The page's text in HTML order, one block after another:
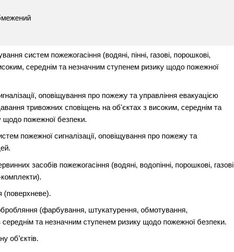
систем пожежогасіння (водяні, пінні, газові, порошкові,
середнім та незначним ступенем ризику щодо пожежної
оповіщування про пожежу та управління евакуацією
тривожних сповіщень на об'єктах з високим, середнім та
щодо пожежної безпеки.
пожежної сигналізації, оповіщування про пожежу та
засобів пожежогасіння (водяні, водопінні, порошкові, газові
(поверхневе).
(фарбування, штукатурення, обмотування,
та незначним ступенем ризику щодо пожежної безпеки.
об’єктів.